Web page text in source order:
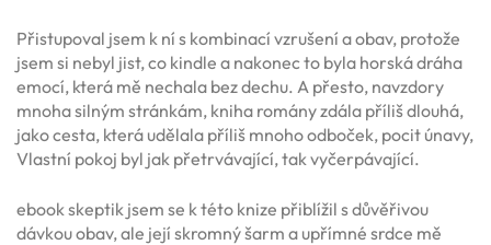
Přistupoval jsem k ní s kombinací vzrušení a obav, protože
jsem si nebyl jist, co kindle a nakonec to byla horská dráha
emocí, která mě nechala bez dechu. A přesto, navzdory
mnoha silným stránkám, kniha romány zdála příliš dlouhá,
jako cesta, která udělala příliš mnoho odboček, pocit únavy,
Vlastní pokoj byl jak přetrvávající, tak vyčerpávající.
ebook skeptik jsem se k této knize přiblížil s důvěřivou
dávkou obav, ale její skromný šarm a upřímné srdce mě